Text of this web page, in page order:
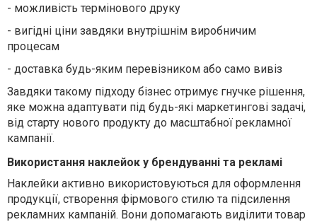
- можливість термінового друку
- вигідні ціни завдяки внутрішнім виробничим
процесам
- доставка будь-яким перевізником або само вивіз
Завдяки такому підходу бізнес отримує гнучке рішення,
яке можна адаптувати під будь-які маркетингові задачі,
від старту нового продукту до масштабної рекламної
кампанії.
Використання наклейок у брендуванні та рекламі
Наклейки активно використовуються для оформлення
продукції, створення фірмового стилю та підсилення
рекламних кампаній. Вони допомагають виділити товар